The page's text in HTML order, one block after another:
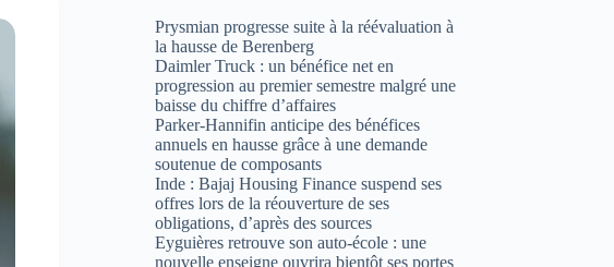
Prysmian progresse suite à la réévaluation à
la hausse de Berenberg
Daimler Truck : un bénéfice net en
progression au premier semestre malgré une
baisse du chiffre d’affaires
Parker-Hannifin anticipe des bénéfices
annuels en hausse grâce à une demande
soutenue de composants
Inde : Bajaj Housing Finance suspend ses
offres lors de la réouverture de ses
obligations, d’après des sources
Eyguières retrouve son auto-école : une
nouvelle enseigne ouvrira bientôt ses portes